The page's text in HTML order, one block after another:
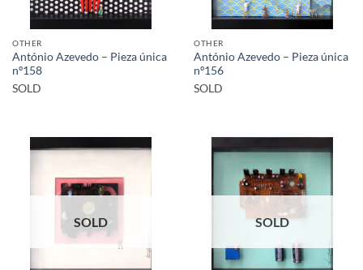
OTHER
António Azevedo – Pieza única
nº158
SOLD
OTHER
António Azevedo – Pieza única
nº156
SOLD
SOLD SOLD